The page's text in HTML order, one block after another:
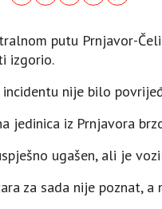
putu Prnjavor-
izgorio.
incidentu nije bilo
jedinica iz Prnjavora
ugašen, ali je
za sada nije poznat,